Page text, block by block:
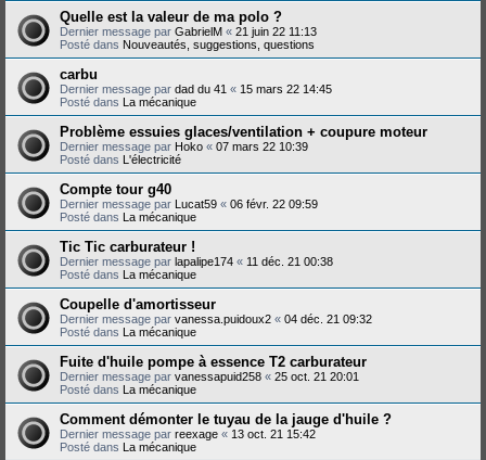
Quelle est la valeur de ma polo ?
Dernier message par GabrielM « 21 juin 22 11:13
Posté dans Nouveautés, suggestions, questions
carbu
Dernier message par dad du 41 « 15 mars 22 14:45
Posté dans La mécanique
Problème essuies glaces/ventilation + coupure moteur
Dernier message par Hoko « 07 mars 22 10:39
Posté dans L'électricité
Compte tour g40
Dernier message par Lucat59 « 06 févr. 22 09:59
Posté dans La mécanique
Tic Tic carburateur !
Dernier message par lapalipe174 « 11 déc. 21 00:38
Posté dans La mécanique
Coupelle d'amortisseur
Dernier message par vanessa.puidoux2 « 04 déc. 21 09:32
Posté dans La mécanique
Fuite d'huile pompe à essence T2 carburateur
Dernier message par vanessapuid258 « 25 oct. 21 20:01
Posté dans La mécanique
Comment démonter le tuyau de la jauge d'huile ?
Dernier message par reexage « 13 oct. 21 15:42
Posté dans La mécanique